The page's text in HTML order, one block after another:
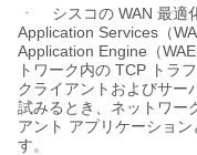
·
シスコの WAN 最適
Application Services （
Application Engine （WAE
トワーク内の TCP
トラ
クライアントおよびサー
試みるとき、ネットワー
アント アプリケーショ
す。